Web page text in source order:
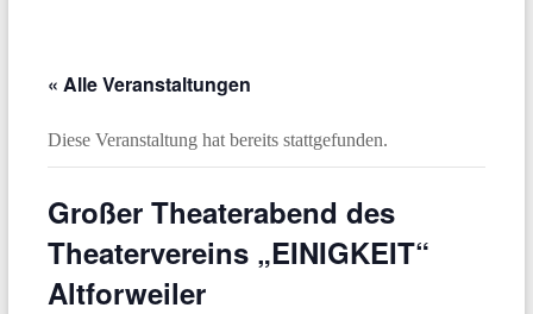
« Alle Veranstaltungen
Diese Veranstaltung hat bereits stattgefunden.
Großer Theaterabend des
Theatervereins „EINIGKEIT“
Altforweiler